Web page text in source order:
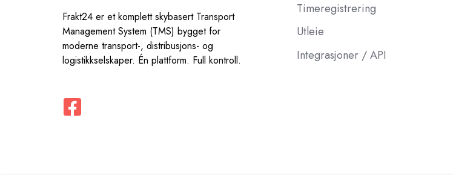
Frakt24 er et komplett skybasert Transport
Management System (TMS) bygget for
moderne transport-, distribusjons- og
logistikkselskaper. Én plattform. Full kontroll.
Timeregistrering
Utleie
Integrasjoner / API